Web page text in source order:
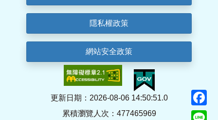
隱私權政策
網站安全政策
更新日期：2026-08-06 14:50:51.0
累積瀏覽人次：477465969